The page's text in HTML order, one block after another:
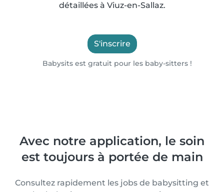
détaillées à Viuz-en-Sallaz.
S'inscrire
Babysits est gratuit pour les baby-sitters !
Avec notre application, le soin
est toujours à portée de main
Consultez rapidement les jobs de babysitting et